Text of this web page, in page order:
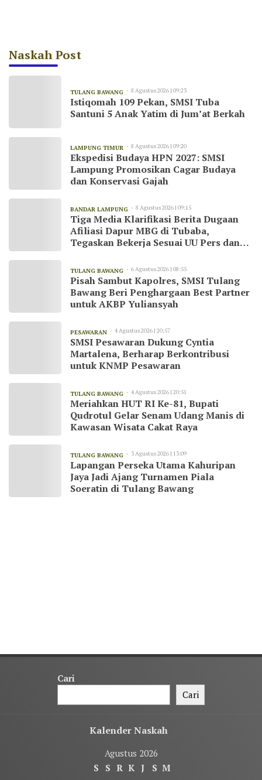
Naskah Post
TULANG BAWANG 8 Agustus 2026 | 09:23
Istiqomah 109 Pekan, SMSI Tuba
Santuni 5 Anak Yatim di Jum’at Berkah
LAMPUNG TIMUR 8 Agustus 2026 | 09:20
Ekspedisi Budaya HPN 2027: SMSI
Lampung Promosikan Cagar Budaya
dan Konservasi Gajah
BANDAR LAMPUNG 8 Agustus 2026 | 09:15
Tiga Media Klarifikasi Berita Dugaan
Afiliasi Dapur MBG di Tubaba,
Tegaskan Bekerja Sesuai UU Pers dan
TULANG BAWANG 6 Agustus 2026 | 08:55
Pisah Sambut Kapolres, SMSI Tulang
Bawang Beri Penghargaan Best Partner
untuk AKBP Yuliansyah
PESAWARAN 4 Agustus 2026 | 20:57
SMSI Pesawaran Dukung Cyntia
Martalena, Berharap Berkontribusi
untuk KNMP Pesawaran
TULANG BAWANG 4 Agustus 2026 | 20:51
Meriahkan HUT RI Ke-81, Bupati
Qudrotul Gelar Senam Udang Manis di
Kawasan Wisata Cakat Raya
TULANG BAWANG 3 Agustus 2026 | 13:09
Lapangan Perseka Utama Kahuripan
Jaya Jadi Ajang Turnamen Piala
Soeratin di Tulang Bawang
Cari
Cari
Kalender Naskah
Agustus 2026
S
S R K J S M